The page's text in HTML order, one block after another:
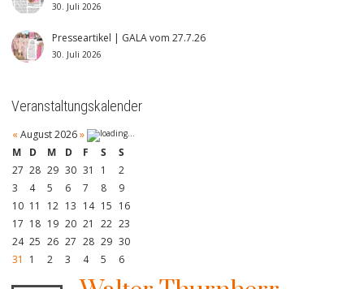
30. Juli 2026
Presseartikel | GALA vom 27.7.26
30. Juli 2026
Veranstaltungskalender
« August 2026»
M
D M D F S
S
27 28 29 30 31 1
2
3
4 5 6 7 8
9
10 11 12 13 14 15 16
17 18 19 20 21 22 23
24 25 26 27 28 29 30
31
1 2 3 4 5 6